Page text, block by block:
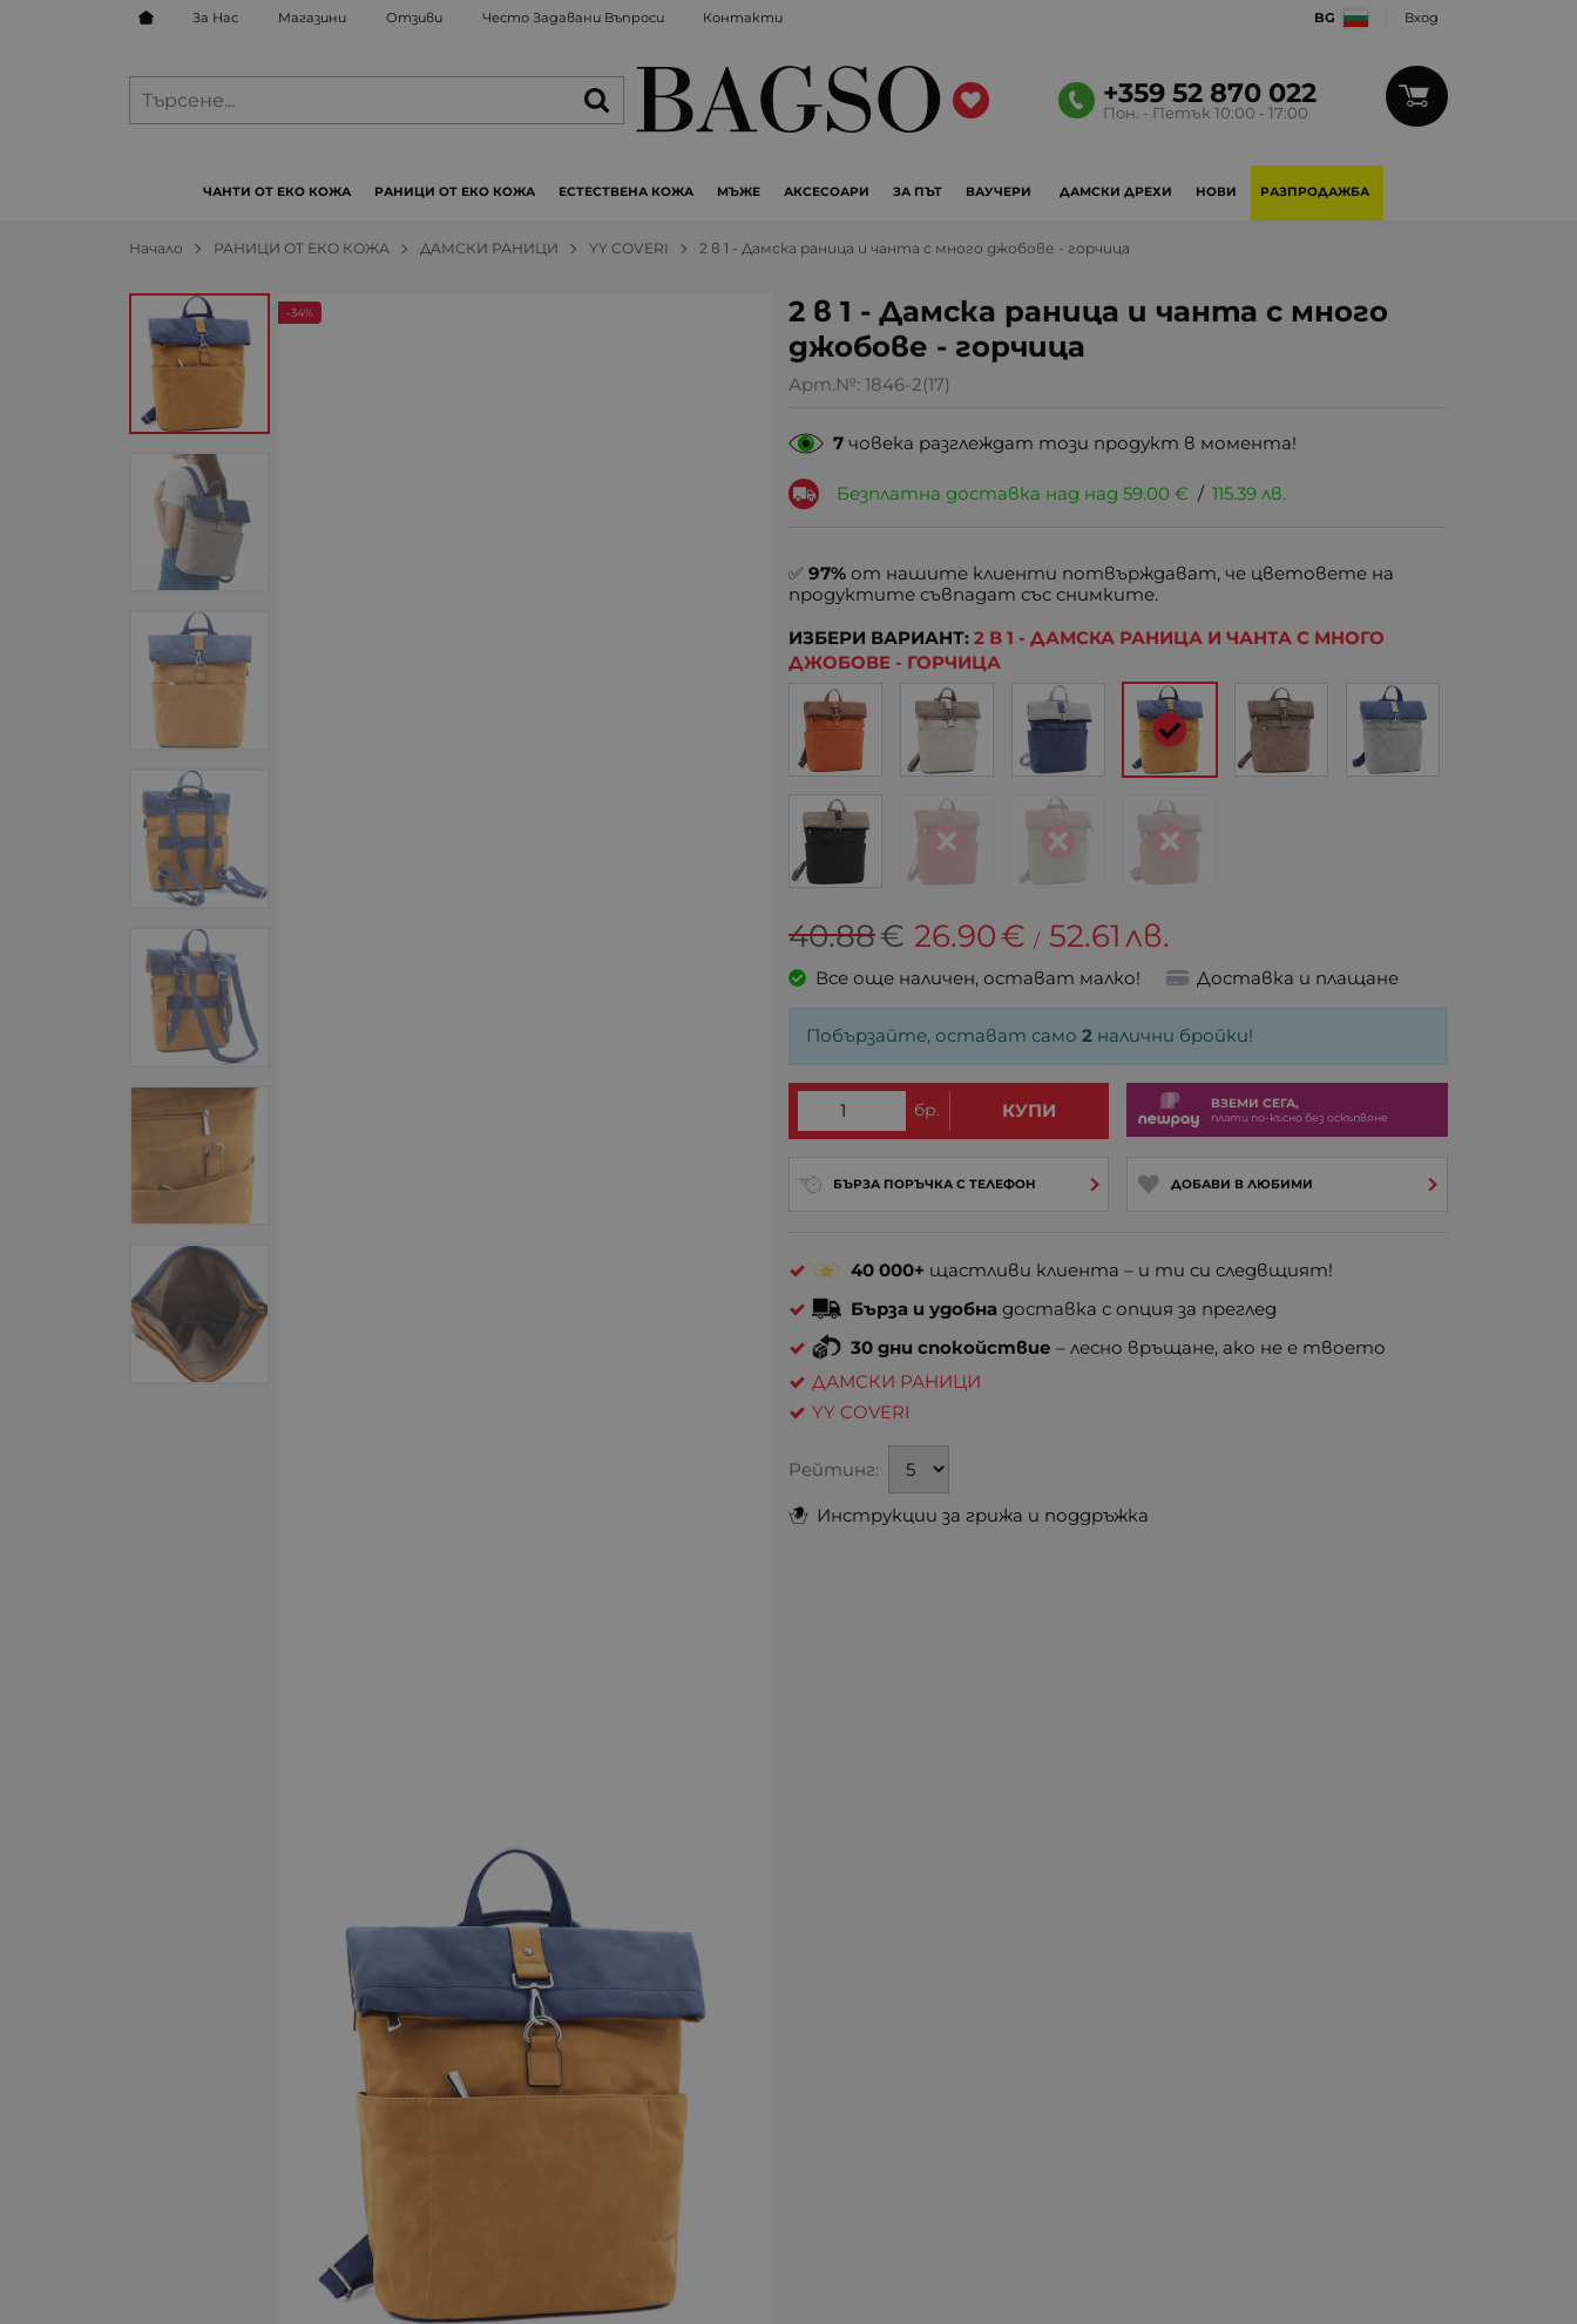
За Нас Магазини Отзиви Често Задавани Въпроси Контакти BG Вход
+359 52 870 022
Пон. - Петък 10:00 - 17:00
РАЗПРОДАЖБА
НОВИ
ЧАНТИ ОТ ЕКО КОЖА РАНИЦИ ОТ ЕКО КОЖА ЕСТЕСТВЕНА КОЖА МЪЖЕ АКСЕСОАРИ ЗА ПЪТ ВАУЧЕРИ ДАМСКИ ДРЕХИ
Начало РАНИЦИ ОТ ЕКО КОЖА ДАМСКИ РАНИЦИ YY COVERI 2 в 1 - Дамска раница и чанта с много джобове - горчица
2 в 1 - Дамска раница и чанта с много
джобове - горчица
Арт.№: 1846-2(17)
-34%
7човека разглеждат този продукт в момента!
Безплатна доставка над над59.00 € / 115.39 лв.
✅ 97% от нашите клиенти потвърждават, че цветовете на
продуктите съвпадат със снимките.
ИЗБЕРИ ВАРИАНТ: 2 В 1 - ДАМСКА РАНИЦА И ЧАНТА С МНОГО
ДЖОБОВЕ - ГОРЧИЦА
40.88€ 26.90€ / 52.61лв.
Все още наличен, остават малко! Доставка и плащане
Инструкции за грижа и поддръжка
Побързайте, остават само2 налични бройки!
бр. КУПИ ВЗЕМИ СЕГА,
плати по-късно без оскъпвяне
БЪРЗА ПОРЪЧКА С ТЕЛЕФОН ДОБАВИ В ЛЮБИМИ
40 000+ щастливи клиента – и ти си следвщият!
Бърза и удобна доставка с опция за преглед
30 дни спокойствие – лесно връщане, ако не е твоето
ДАМСКИ РАНИЦИ
YY COVERI
Рейтинг: